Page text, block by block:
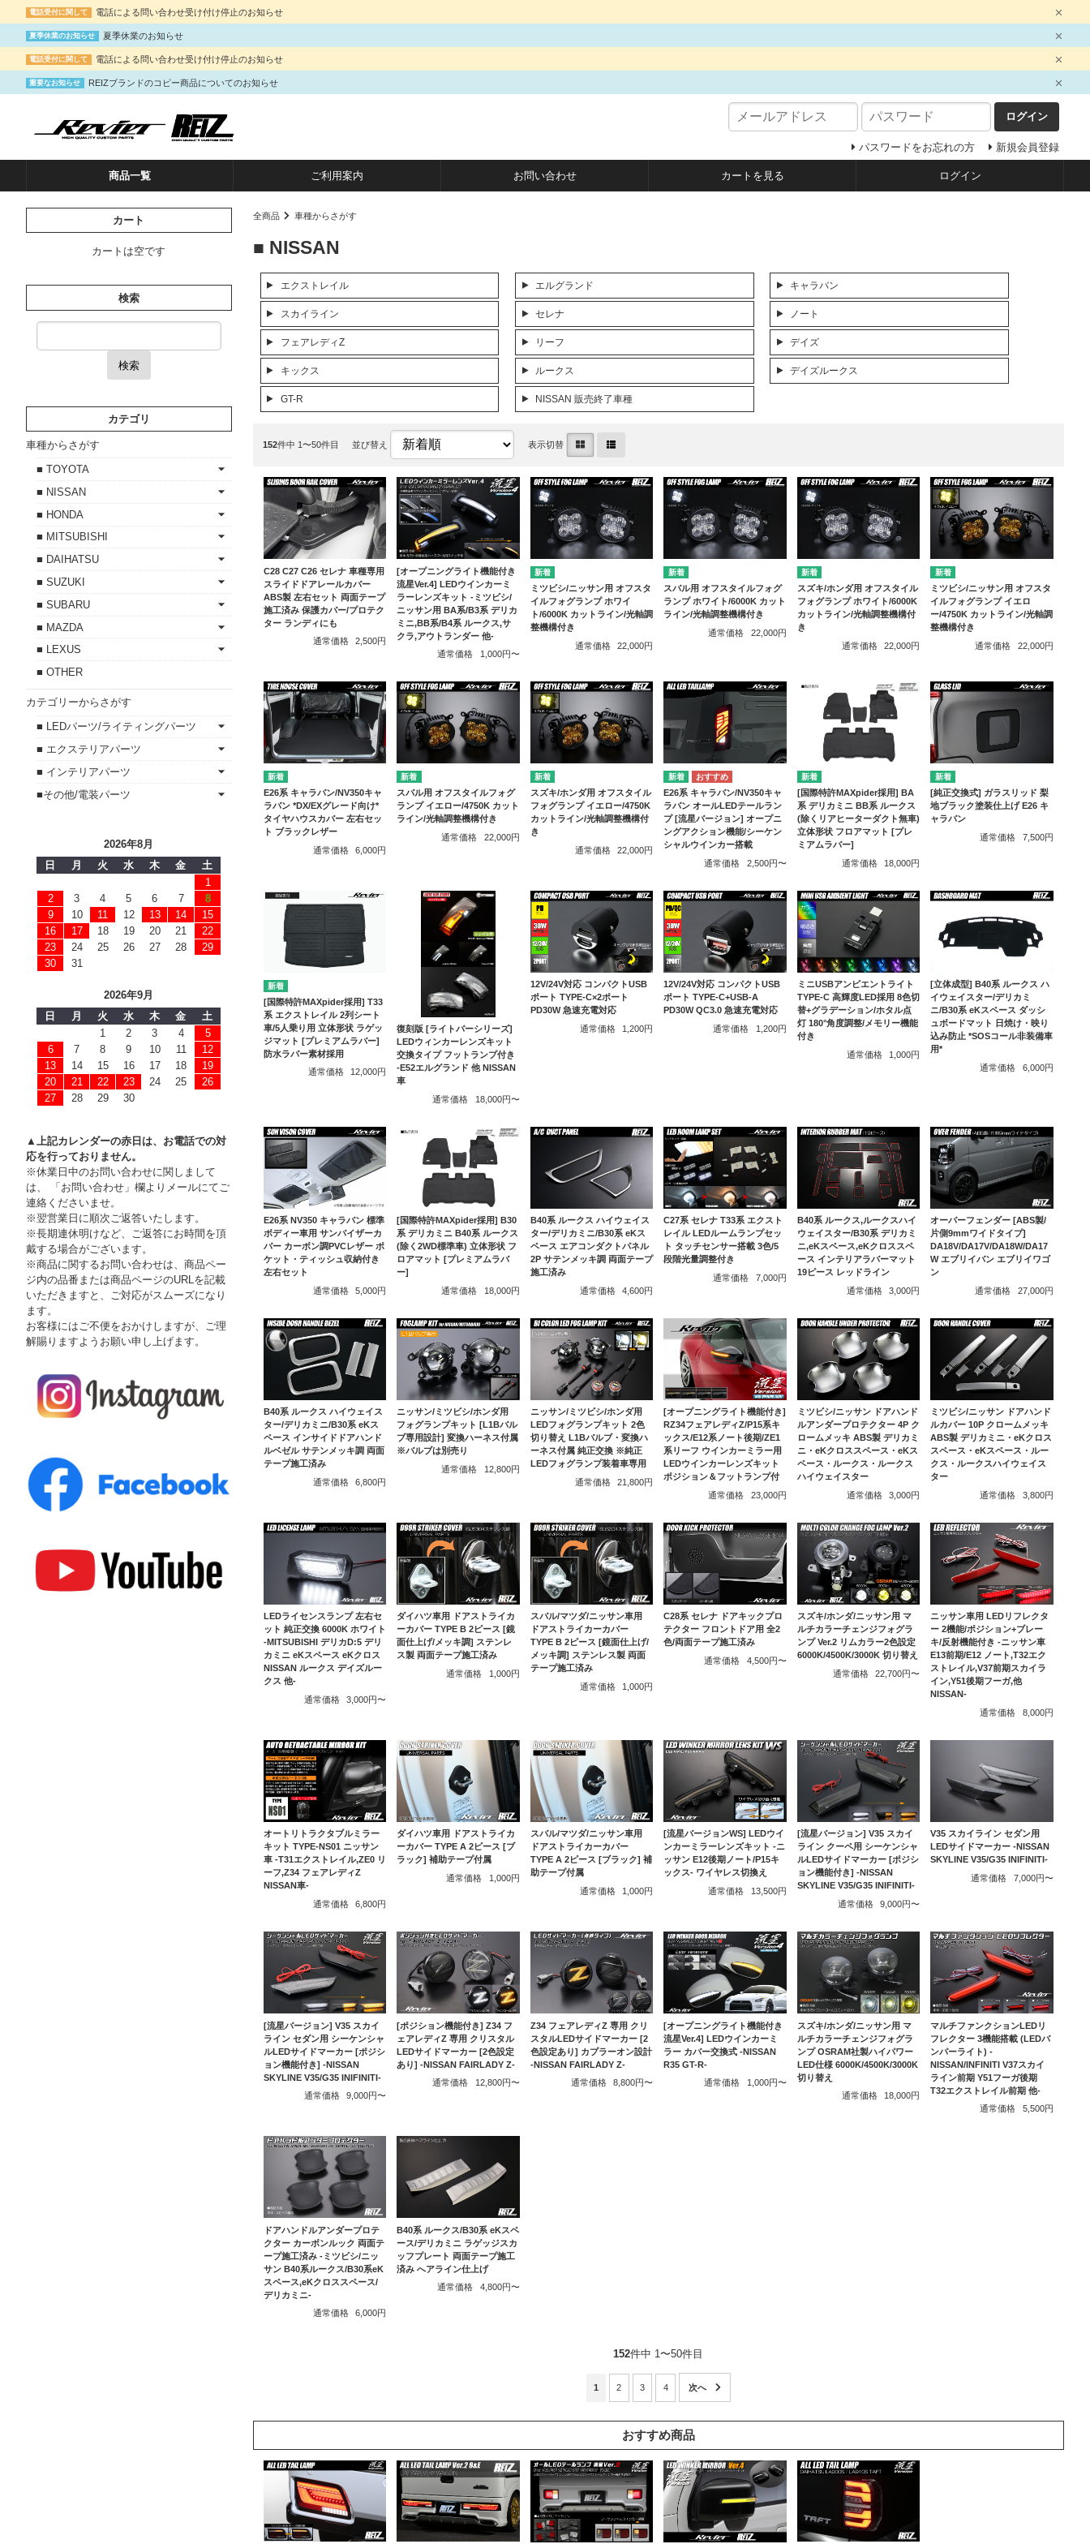
電話受付に関して 電話による問い合わせ受け付け停止のお知らせ
夏季休業のお知らせ 夏季休業のお知らせ
電話受付に関して 電話による問い合わせ受け付け停止のお知らせ
重要なお知らせ REIZブランドのコピー商品についてのお知らせ
ログイン
パスワードをお忘れの方 新規会員登録
商品一覧 ご利用案内 お問い合わせ カートを見る ログイン
全商品 車種からさがす
■ NISSAN
エクストレイル エルグランド キャラバン
スカイライン セレナ ノート
フェアレディZ リーフ デイズ
キックス ルークス デイズルークス
GT-R NISSAN 販売終了車種
152件中 1〜50件目 並び替え 表示切替
C28 C27 C26 セレナ 車種専用
スライドドアレールカバー
ABS製 左右セット 両面テープ
施工済み 保護カバー/プロテク
ター ランディにも
通常価格
2,500円
[オープニングライト機能付き
流星Ver.4] LEDウインカーミ
ラーレンズキット -ミツビシ/
ニッサン用 BA系/B3系 デリカ
ミニ,BB系/B4系 ルークス,サ
クラ,アウトランダー 他-
通常価格
1,000円〜
ミツビシ/ニッサン用 オフスタ
イルフォグランプ ホワイ
ト/6000K カットライン/光軸調
整機構付き
通常価格
22,000円
スバル用 オフスタイルフォグ
ランプ ホワイト/6000K カット
ライン/光軸調整機構付き
通常価格
22,000円
スズキ/ホンダ用 オフスタイル
フォグランプ ホワイト/6000K
カットライン/光軸調整機構付
き
通常価格
22,000円
ミツビシ/ニッサン用 オフスタ
イルフォグランプ イエロ
ー/4750K カットライン/光軸調
整機構付き
通常価格
22,000円
E26系 キャラバン/NV350キャ
ラバン *DX/EXグレード向け*
タイヤハウスカバー 左右セッ
ト ブラックレザー
通常価格
6,000円
スバル用 オフスタイルフォグ
ランプ イエロー/4750K カット
ライン/光軸調整機構付き
通常価格
22,000円
スズキ/ホンダ用 オフスタイル
フォグランプ イエロー/4750K
カットライン/光軸調整機構付
き
通常価格
22,000円
E26系 キャラバン/NV350キャ
ラバン オールLEDテールラン
プ [流星バージョン] オープニ
ングアクション機能/シーケン
シャルウインカー搭載
通常価格
2,500円〜
[国際特許MAXpider採用] BA
系 デリカミニ BB系 ルークス
(除くリアヒーターダクト無車)
立体形状 フロアマット [プレ
ミアムラバー]
通常価格
18,000円
[純正交換式] ガラスリッド 梨
地ブラック塗装仕上げ E26 キ
ャラバン
通常価格
7,500円
[国際特許MAXpider採用] T33
系 エクストレイル 2列シート
車/5人乗り用 立体形状 ラゲッ
ジマット [プレミアムラバー]
防水ラバー素材採用
通常価格
12,000円
復刻版 [ライトバーシリーズ]
LEDウィンカーレンズキット
交換タイプ フットランプ付き
-E52エルグランド 他 NISSAN
車
通常価格
18,000円〜
12V/24V対応 コンパクトUSB
ポート TYPE-C×2ポート
PD30W 急速充電対応
通常価格
1,200円
12V/24V対応 コンパクトUSB
ポート TYPE-C+USB-A
PD30W QC3.0 急速充電対応
通常価格
1,200円
ミニUSBアンビエントライト
TYPE-C 高輝度LED採用 8色切
替+グラデーション/ホタル点
灯 180°角度調整/メモリー機能
付き
通常価格
1,000円
[立体成型] B40系 ルークス ハ
イウェイスター/デリカミ
ニ/B30系 eKスペース ダッシ
ュボードマット 日焼け・映り
込み防止 *SOSコール非装備車
用*
通常価格
6,000円
E26系 NV350 キャラバン 標準
ボディー車用 サンバイザーカ
バー カーボン調PVCレザー ポ
ケット・ティッシュ収納付き
左右セット
通常価格
5,000円
[国際特許MAXpider採用] B30
系 デリカミニ B40系 ルークス
(除く2WD標準車) 立体形状 フ
ロアマット [プレミアムラバ
ー]
通常価格
18,000円
B40系 ルークス ハイウェイス
ター/デリカミニ/B30系 eKス
ペース エアコンダクトパネル
2P サテンメッキ調 両面テープ
施工済み
通常価格
4,600円
C27系 セレナ T33系 エクスト
レイル LEDルームランプセッ
ト タッチセンサー搭載 3色/5
段階光量調整付き
通常価格
7,000円
B40系 ルークス,ルークスハイ
ウェイスター/B30系 デリカミ
ニ,eKスペース,eKクロススペ
ース インテリアラバーマット
19ピース レッドライン
通常価格
3,000円
オーバーフェンダー [ABS製/
片側9mmワイドタイプ]
DA18V/DA17V/DA18W/DA17
W エブリイバン エブリイワゴ
ン
通常価格
27,000円
B40系 ルークス ハイウェイス
ター/デリカミニ/B30系 eKス
ペース インサイドドアハンド
ルベゼル サテンメッキ調 両面
テープ施工済み
通常価格
6,800円
ニッサン/ミツビシ/ホンダ用
フォグランプキット [L1Bバル
ブ専用設計] 変換ハーネス付属
※バルブは別売り
通常価格
12,800円
ニッサン/ミツビシ/ホンダ用
LEDフォグランプキット 2色
切り替え L1Bバルブ・変換ハ
ーネス付属 純正交換 ※純正
LEDフォグランプ装着車専用
通常価格
21,800円
[オープニングライト機能付き]
RZ34フェアレディZ/P15系キ
ックス/E12系ノート後期/ZE1
系リーフ ウインカーミラー用
LEDウインカーレンズキット
ポジション＆フットランプ付
通常価格
23,000円
ミツビシ/ニッサン ドアハンド
ルアンダープロテクター 4P ク
ロームメッキ ABS製 デリカミ
ニ・eKクロススペース・eKス
ペース・ルークス・ルークス
ハイウェイスター
通常価格
3,000円
ミツビシ/ニッサン ドアハンド
ルカバー 10P クロームメッキ
ABS製 デリカミニ・eKクロス
スペース・eKスペース・ルー
クス・ルークスハイウェイス
ター
通常価格
3,800円
LEDライセンスランプ 左右セ
ット 純正交換 6000K ホワイト
-MITSUBISHI デリカD:5 デリ
カミニ eKスペース eKクロス
NISSAN ルークス デイズルー
クス 他-
通常価格
3,000円〜
ダイハツ車用 ドアストライカ
ーカバー TYPE B 2ピース [鏡
面仕上げ/メッキ調] ステンレ
ス製 両面テープ施工済み
通常価格
1,000円
スバル/マツダ/ニッサン車用
ドアストライカーカバー
TYPE B 2ピース [鏡面仕上げ/
メッキ調] ステンレス製 両面
テープ施工済み
通常価格
1,000円
C28系 セレナ ドアキックプロ
テクター フロントドア用 全2
色/両面テープ施工済み
通常価格
4,500円〜
スズキ/ホンダ/ニッサン用 マ
ルチカラーチェンジフォグラ
ンプ Ver.2 リムカラー2色設定
6000K/4500K/3000K 切り替え
通常価格
22,700円〜
ニッサン車用 LEDリフレクタ
ー 2機能/ポジション+ブレー
キ/反射機能付き -ニッサン車
E13前期/E12 ノート,T32エク
ストレイル,V37前期スカイラ
イン,Y51後期フーガ,他
NISSAN-
通常価格
8,000円
オートリトラクタブルミラー
キット TYPE-NS01 ニッサン
車 -T31エクストレイル,ZE0 リ
ーフ,Z34 フェアレディZ
NISSAN車-
通常価格
6,800円
ダイハツ車用 ドアストライカ
ーカバー TYPE A 2ピース [ブ
ラック] 補助テープ付属
通常価格
1,000円
スバル/マツダ/ニッサン車用
ドアストライカーカバー
TYPE A 2ピース [ブラック] 補
助テープ付属
通常価格
1,000円
[流星バージョンWS] LEDウイ
ンカーミラーレンズキット -ニ
ッサン E12後期ノート/P15キ
ックス- ワイヤレス切換え
通常価格
13,500円
[流星バージョン] V35 スカイ
ライン クーペ用 シーケンシャ
ルLEDサイドマーカー [ポジシ
ョン機能付き] -NISSAN
SKYLINE V35/G35 INIFINITI-
通常価格
9,000円〜
V35 スカイライン セダン用
LEDサイドマーカー -NISSAN
SKYLINE V35/G35 INIFINITI-
通常価格
7,000円〜
[流星バージョン] V35 スカイ
ライン セダン用 シーケンシャ
ルLEDサイドマーカー [ポジシ
ョン機能付き] -NISSAN
SKYLINE V35/G35 INIFINITI-
通常価格
9,000円〜
[ポジション機能付き] Z34 フ
ェアレディZ 専用 クリスタル
LEDサイドマーカー [2色設定
あり] -NISSAN FAIRLADY Z-
通常価格
12,800円〜
Z34 フェアレディZ 専用 クリ
スタルLEDサイドマーカー [2
色設定あり] カプラーオン設計
-NISSAN FAIRLADY Z-
通常価格
8,800円〜
[オープニングライト機能付き
流星Ver.4] LEDウインカーミ
ラー カバー交換式 -NISSAN
R35 GT-R-
通常価格
1,000円〜
スズキ/ホンダ/ニッサン用 マ
ルチカラーチェンジフォグラ
ンプ OSRAM社製ハイパワー
LED仕様 6000K/4500K/3000K
切り替え
通常価格
18,000円
マルチファンクションLEDリ
フレクター 3機能搭載 (LEDバ
ンパーライト) -
NISSAN/INFINITI V37スカイ
ライン前期 Y51フーガ後期
T32エクストレイル前期 他-
通常価格
5,500円
ドアハンドルアンダープロテ
クター カーボンルック 両面テ
ープ施工済み -ミツビシ/ニッ
サン B40系ルークス/B30系eK
スペース,eKクロススペース/
デリカミニ-
通常価格
6,000円
B40系 ルークス/B30系 eKスペ
ース/デリカミニ ラゲッジスカ
ッフプレート 両面テープ施工
済み へアライン仕上げ
通常価格
4,800円〜
152件中 1〜50件目
1 2 3 4
おすすめ商品
カート
カートは空です
検索
検索
カテゴリ
車種からさがす
■ TOYOTA
■ NISSAN
■ HONDA
■ MITSUBISHI
■ DAIHATSU
■ SUZUKI
■ SUBARU
■ MAZDA
■ LEXUS
■ OTHER
カテゴリーからさがす
■ LEDパーツ/ライティングパーツ
■ エクステリアパーツ
■ インテリアパーツ
■その他/電装パーツ
2026年8月
日
月 火 水 木 金
土
1
2
3 4 5 6 7
8
9
10 11 12 13 14
15
16
17 18 19 20 21
22
23
24 25 26 27 28
29
30
31
2026年9月
日
月 火 水 木 金
土
1
2 3 4
5
6
7 8 9 10 11
12
13
14 15 16 17 18
19
20
21 22 23 24 25
26
27
28 29 30
▲上記カレンダーの赤日は、お電話での対
応を行っておりません。
※休業日中のお問い合わせに関しまして
は、 「お問い合わせ」欄よりメールにてご
連絡くださいませ。
※翌営業日に順次ご返答いたします。
※長期連休明けなど、ご返答にお時間を頂
戴する場合がございます。
※商品に関するお問い合わせは、商品ペー
ジ内の品番または商品ページのURLを記載
いただきますと、ご対応がスムーズになり
ます。
お客様にはご不便をおかけしますが、ご理
解賜りますようお願い申し上げます。